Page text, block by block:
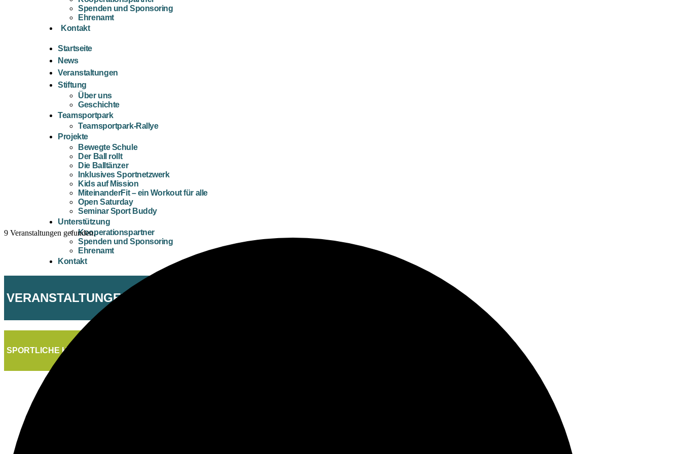
Spenden und Sponsoring
Ehrenamt
Kontakt
Startseite
News
Veranstaltungen
Stiftung
Über uns
Geschichte
Teamsportpark
Teamsportpark-Rallye
Projekte
Bewegte Schule
Der Ball rollt
Die Balltänzer
Inklusives Sportnetzwerk
Kids auf Mission
MiteinanderFit – ein Workout für alle
Open Saturday
Seminar Sport Buddy
Unterstützung
Kooperationspartner
Spenden und Sponsoring
Ehrenamt
Kontakt
VERANSTALTUNGEN
SPORTLICHE HIGHLIGHTS FÜR ALLE
9 Veranstaltungen gefunden.